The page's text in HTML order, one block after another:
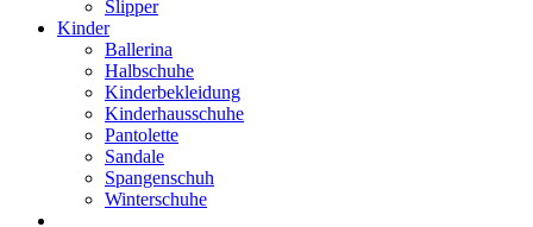
Slipper
Kinder
Ballerina
Halbschuhe
Kinderbekleidung
Kinderhausschuhe
Pantolette
Sandale
Spangenschuh
Winterschuhe